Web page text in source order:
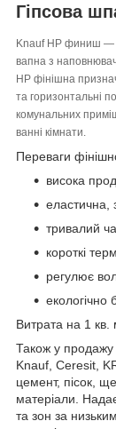
Гіпсова
Knauf НР финиш —
вапна з
HP фінішна
та горизонтальні
комунальних
ванні кімнати.
Переваги
висока
еластична,
тривалий
короткі
регулює
екологічно
Витрата на 1
Також у продажу
Knauf, Ceresit,
цемент, пісок,
матеріали.
та зон за